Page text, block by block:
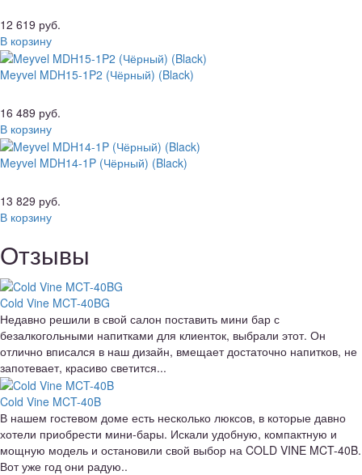
12 619 руб.
В корзину
Meyvel MDH15-1P2 (Чёрный) (Black)
16 489 руб.
В корзину
Meyvel MDH14-1P (Чёрный) (Black)
13 829 руб.
В корзину
Отзывы
Cold Vine MCT-40BG
Недавно решили в свой салон поставить мини бар с
безалкогольными напитками для клиенток, выбрали этот. Он
отлично вписался в наш дизайн, вмещает достаточно напитков, не
запотевает, красиво светится...
Cold Vine MCT-40B
В нашем гостевом доме есть несколько люксов, в которые давно
хотели приобрести мини-бары. Искали удобную, компактную и
мощную модель и остановили свой выбор на COLD VINE MCT-40B.
Вот уже год они радую..